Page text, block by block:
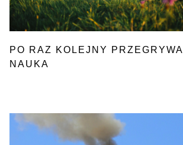
PO RAZ KOLEJNY PRZEGRYWA
NAUKA